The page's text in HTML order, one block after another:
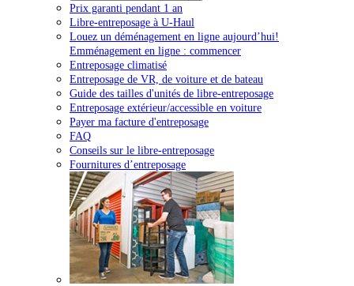
Prix garanti pendant 1 an
Libre-entreposage à U-Haul
Louez un déménagement en ligne aujourd’hui!
Emménagement en ligne : commencer
Entreposage climatisé
Entreposage de VR, de voiture et de bateau
Guide des tailles d'unités de libre-entreposage
Entreposage extérieur/accessible en voiture
Payer ma facture d'entreposage
FAQ
Conseils sur le libre-entreposage
Fournitures d’entreposage